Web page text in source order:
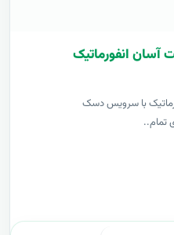
با سرویس دسک